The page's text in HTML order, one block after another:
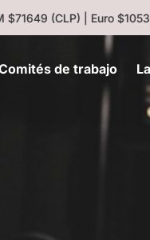
(CLP) | Euro
de trabajo